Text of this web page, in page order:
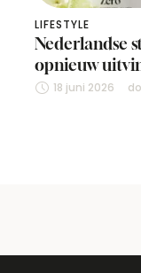
LIFESTYLE
Nederlandse
opnieuw
18 juni 2026